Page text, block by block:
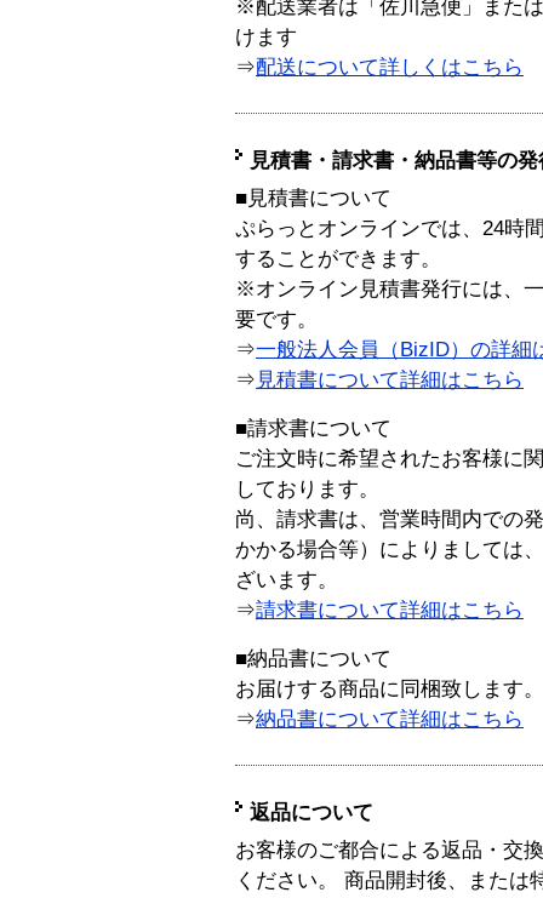
※配送業者は「佐川急便」また
けます
⇒配送について詳しくはこちら
見積書・請求書・納品書等の
■見積書について
ぷらっとオンラインでは、24時
することができます。
※オンライン見積書発行には、
要です。
⇒一般法人会員（BizID）の詳細
⇒ 見積書について詳細はこちら
■請求書について
ご注文時に希望されたお客様に
しております。
尚、請求書は、営業時間内での
かかる場合等）によりましては
ざいます。
⇒請求書について詳細はこちら
■納品書について
お届けする商品に同梱致します。
⇒納品書について詳細はこちら
返品について
お客様のご都合による返品・交
ください。 商品開封後、または